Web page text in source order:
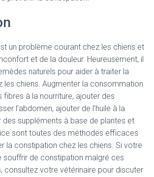
un problème courant chez les chiens et
et de la douleur. Heureusement, il
naturels pour aider à traiter la
les chiens. Augmenter la consommation
fibres à la nourriture, ajouter des
l’abdomen, ajouter de l’huile à la
des suppléments à base de plantes et
sont toutes des méthodes efficaces
la constipation chez les chiens. Si votre
souffrir de constipation malgré ces
consultez votre vétérinaire pour discuter